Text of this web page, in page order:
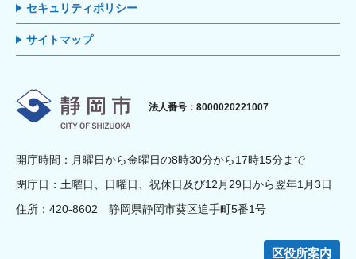
セキュリティポリシー
サイトマップ
静岡市
法人番号：8000020221007
開庁時間：月曜日から金曜日の8時30分から17時15分まで
閉庁日：土曜日、日曜日、祝休日及び12月29日から翌年1月3日
住所：420-8602 静岡県静岡市葵区追手町5番1号
区役所案内